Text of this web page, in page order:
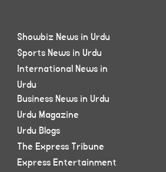
Showbiz News in Urdu
Sports News in Urdu
International News in
Urdu
Business News in Urdu
Urdu Magazine
Urdu Blogs
The Express Tribune
Express Entertainment